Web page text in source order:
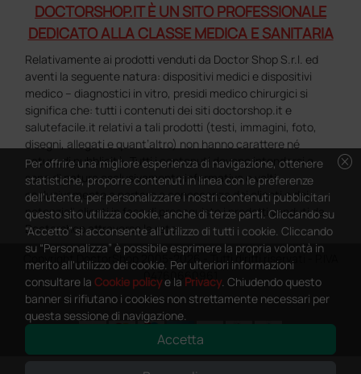
DOCTORSHOP.IT È UN SITO PROFESSIONALE
DEDICATO ALLA CLASSE MEDICA E SANITARIA
Relativamente ai prodotti venduti da Doctor Shop S.r.l. ed
aventi la seguente natura: dispositivi medici e dispositivi
medico – diagnostici in vitro, presidi medico chirurgici si
significa che: tutti i contenuti dei siti doctorshop.it e
salutefacile.it relativi a tali prodotti (testi, immagini, foto,
disegni, allegati e quant’altro) non hanno carattere né
natura di pubblicità. Tutti i contenuti devono intendersi e
sono di natura esclusivamente informativa e volti
esclusivamente a portare a conoscenza dei clienti e dei
potenziali clienti in fase di preacquisto i prodotti venduti da
Doctorshop attraverso la rete.
Copyright DoctorShop 2005-2026 - Tutti diritti riservati - P.IVA
04760660961
cancel
Per offrire una migliore esperienza di navigazione, ottenere
statistiche, proporre contenuti in linea con le preferenze
dell'utente, per personalizzare i nostri contenuti pubblicitari
questo sito utilizza cookie, anche di terze parti. Cliccando su
“Accetto” si acconsente all'utilizzo di tutti i cookie. Cliccando
su “Personalizza” è possibile esprimere la propria volontà in
merito all'utilizzo dei cookie. Per ulteriori informazioni
consultare la Cookie policye la Privacy. Chiudendo questo
banner si rifiutano i cookies non strettamente necessari per
questa sessione di navigazione.
Accetta